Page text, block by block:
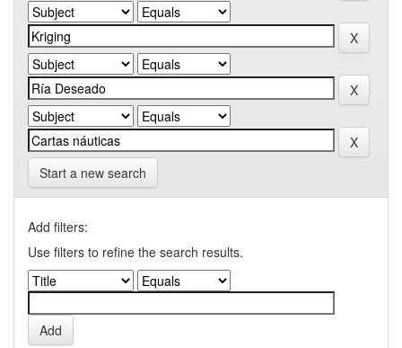
Start a new search
Add filters:
Use filters to refine the search results.